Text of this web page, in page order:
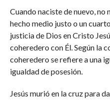
Cuando naciste de nuevo, no
hecho medio justo o un
justicia de Dios en Cristo
coheredero con Él. Según la
coheredero se refiere a una
igualdad de posesión.
Jesús murió en la cruz para